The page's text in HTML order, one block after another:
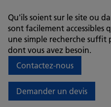
Qu'ils soient sur le site ou
sont facilement accessibles
une simple recherche suffit
dont vous avez besoin.
Contactez-nous
Demander un devis